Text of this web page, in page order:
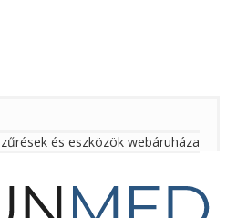
és eszközök webáruháza